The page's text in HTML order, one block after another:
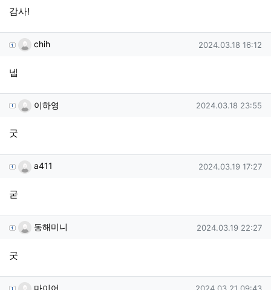
감사!
chih님의 댓글
chih 작성일
2024.03.18 16:12
넵
이하영님의 댓글
이하영 작성일
2024.03.18 23:55
굿
a411님의 댓글
a411 작성일
2024.03.19 17:27
굳
동해미니님의 댓글
동해미니 작성일
2024.03.19 22:27
굿
마이어 작성일